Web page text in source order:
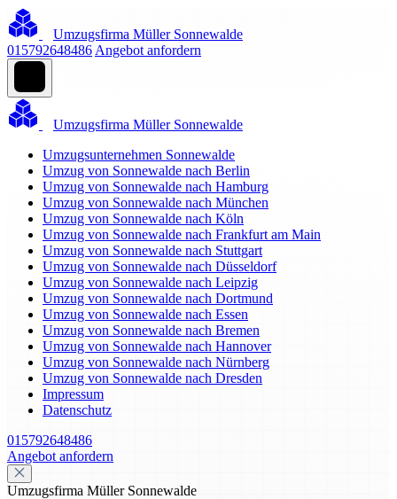
Umzugsfirma Müller Sonnewalde
015792648486 Angebot anfordern
Umzugsfirma Müller Sonnewalde
Umzugsunternehmen Sonnewalde
Umzug von Sonnewalde nach Berlin
Umzug von Sonnewalde nach Hamburg
Umzug von Sonnewalde nach München
Umzug von Sonnewalde nach Köln
Umzug von Sonnewalde nach Frankfurt am Main
Umzug von Sonnewalde nach Stuttgart
Umzug von Sonnewalde nach Düsseldorf
Umzug von Sonnewalde nach Leipzig
Umzug von Sonnewalde nach Dortmund
Umzug von Sonnewalde nach Essen
Umzug von Sonnewalde nach Bremen
Umzug von Sonnewalde nach Hannover
Umzug von Sonnewalde nach Nürnberg
Umzug von Sonnewalde nach Dresden
Impressum
Datenschutz
015792648486
Angebot anfordern
Umzugsfirma Müller Sonnewalde